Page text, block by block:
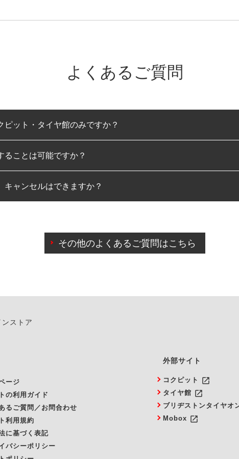
よくあるご質問
ピット・タイヤ館のみですか？
のみとなります。
ることは可能ですか？
は可能です。
キャンセルはできますか？
由によりご予約のキャンセルをご希望の際は、直接ご予約いた
その他のよくあるご質問はこちら
ストア
ージ
の利用ガイド
るご質問／お問合わせ
利用規約
に基づく表記
バシーポリシー
外部サイト
コクピット launch
タイヤ館 launch
ブリヂストンタイヤオ
Mobox launch